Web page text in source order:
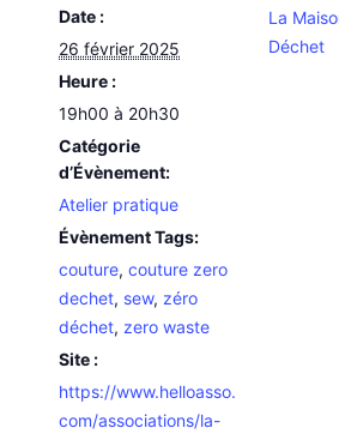
Date :
26 février 2025
Heure :
19h00 à 20h30
Catégorie
d’Évènement:
Atelier pratique
Évènement Tags:
couture,couture zero
dechet, sew, zéro
déchet, zero waste
Site :
https://www.helloasso.
com/associations/la-
La
Déchet